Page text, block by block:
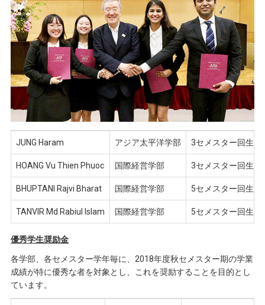
JUNG Haram アジア太平洋学部 3セメスター回生
HOANG Vu Thien Phuoc 国際経営学部 3セメスター回生
BHUPTANI Rajvi Bharat 国際経営学部 5セメスター回生
TANVIR Md Rabiul Islam 国際経営学部 5セメスター回生
優秀学生奨励金
各学部、各セメスター学年毎に、2018年度秋セメスター期の学業
成績が特に優秀な者を対象とし、これを奨励することを目的とし
ています。